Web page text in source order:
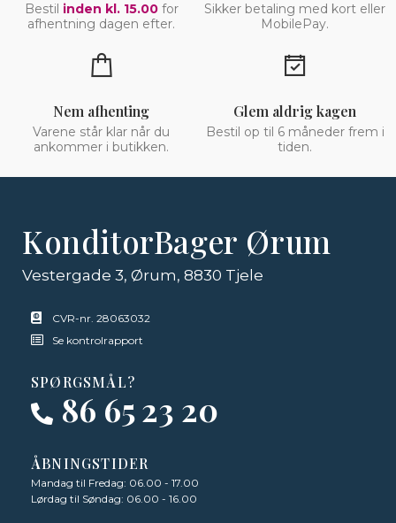
Bestil inden kl. 15.00for
afhentning dagen efter.
Sikker betaling med kort eller
MobilePay.
Nem afhenting
Varene står klar når du
ankommer i butikken.
Glem aldrig kagen
Bestil op til 6 måneder frem i
tiden.
KonditorBager Ørum
Vestergade 3, Ørum, 8830 Tjele
CVR-nr. 28063032
Se kontrolrapport
SPØRGSMÅL?
86 65 23 20
ÅBNINGSTIDER
Mandag til Fredag: 06.00 - 17.00
Lørdag til Søndag: 06.00 - 16.00